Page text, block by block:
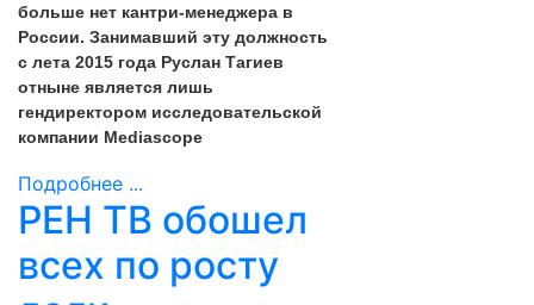
больше нет кантри-менеджера в
России. Занимавший эту должность
с лета 2015 года Руслан Тагиев
отныне является лишь
гендиректором исследовательской
компании Mediascope
Подробнее ...
РЕН ТВ обошел
всех по росту